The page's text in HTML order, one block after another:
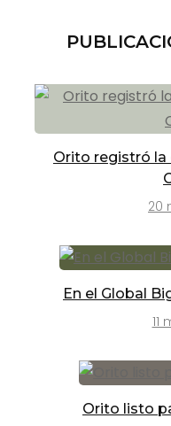
Orito registró la
20
En el Global
11
Orito listo